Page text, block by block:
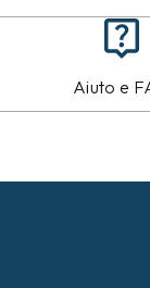
Aiuto e